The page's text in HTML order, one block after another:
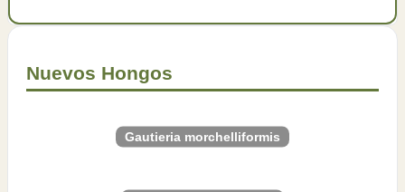
Nuevos Hongos
Gautieria morchelliformis